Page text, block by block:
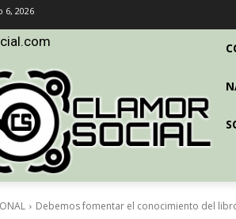
6, 2026
Debemos fomentar el conocimiento del